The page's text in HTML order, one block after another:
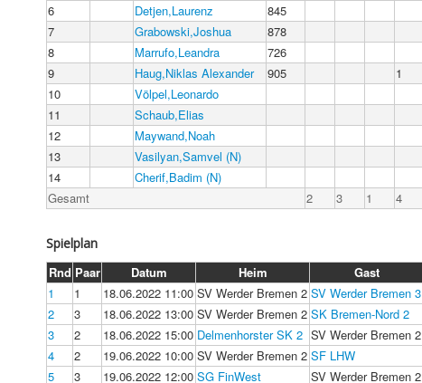
6
Detjen,Laurenz
845
7
Grabowski,Joshua
878
8
Marrufo,Leandra
726
9
Haug,Niklas Alexander 905 1
10
Völpel,Leonardo
11
Schaub,Elias
12
Maywand,Noah
13
Vasilyan,Samvel (N)
14
Cherif,Badim (N)
Gesamt
2 3 1 4
Spielplan
Rnd Paar Datum Heim Gast
1
1 18.06.2022 11:00 SV Werder Bremen 2 SV Werder Bremen 3
2
3 18.06.2022 13:00 SV Werder Bremen 2 SK Bremen-Nord 2
3
2 18.06.2022 15:00 Delmenhorster SK 2 SV Werder Bremen 2
4
2 19.06.2022 10:00 SV Werder Bremen 2 SF LHW
5
3 19.06.2022 12:00 SG FinWest SV Werder Bremen 2